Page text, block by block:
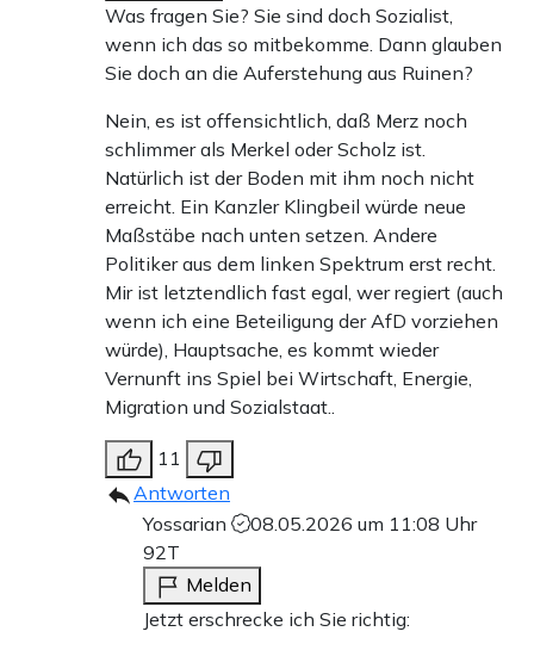
Was fragen Sie? Sie sind doch Sozialist,
wenn ich das so mitbekomme. Dann glauben
Sie doch an die Auferstehung aus Ruinen?
Nein, es ist offensichtlich, daß Merz noch
schlimmer als Merkel oder Scholz ist.
Natürlich ist der Boden mit ihm noch nicht
erreicht. Ein Kanzler Klingbeil würde neue
Maßstäbe nach unten setzen. Andere
Politiker aus dem linken Spektrum erst recht.
Mir ist letztendlich fast egal, wer regiert (auch
wenn ich eine Beteiligung der AfD vorziehen
würde), Hauptsache, es kommt wieder
Vernunft ins Spiel bei Wirtschaft, Energie,
Migration und Sozialstaat..
11
Antworten
Yossarian
08.05.2026 um 11:08 Uhr
92T
Melden
Jetzt erschrecke ich Sie richtig: